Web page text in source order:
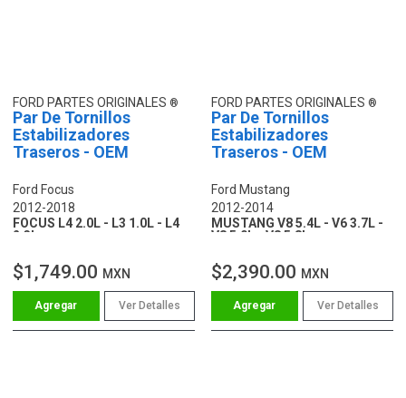
FORD PARTES ORIGINALES
Par De Tornillos
Estabilizadores
Traseros - OEM
Ford Focus
2012-2018
FOCUS L4 2.0L - L3 1.0L - L4
2.3L
$1,749.00 MXN
Ver Detalles
FORD PARTES ORIGINALES
Par De Tornillos
Estabilizadores
Traseros - OEM
Ford Mustang
2012-2014
MUSTANG V8 5.4L - V6 3.7L -
V8 5.0L - V8 5.8L
$2,390.00 MXN
Ver Detalles